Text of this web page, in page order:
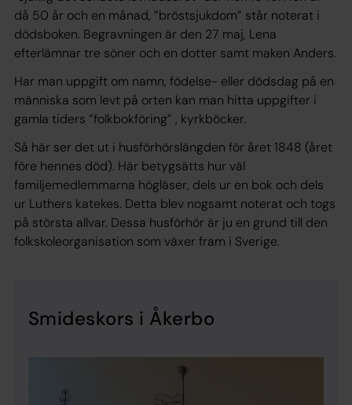
då 50 år och en månad, ”bröstsjukdom” står noterat i
dödsboken. Begravningen är den 27 maj, Lena
efterlämnar tre söner och en dotter samt maken Anders.
Har man uppgift om namn, födelse- eller dödsdag på en
människa som levt på orten kan man hitta uppgifter i
gamla tiders ”folkbokföring” , kyrkböcker.
Så här ser det ut i husförhörslängden för året 1848 (året
före hennes död). Här betygsätts hur väl
familjemedlemmarna högläser, dels ur en bok och dels
ur Luthers katekes. Detta blev nogsamt noterat och togs
på största allvar. Dessa husförhör är ju en grund till den
folkskoleorganisation som växer fram i Sverige.
Smideskors i Åkerbo